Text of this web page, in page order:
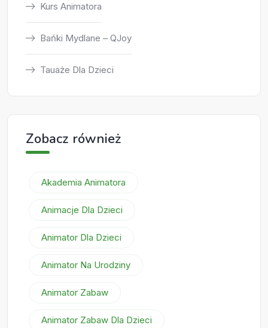
Kurs Animatora
Bańki Mydlane – QJoy
Tauaże Dla Dzieci
Zobacz również
Akademia Animatora
Animacje Dla Dzieci
Animator Dla Dzieci
Animator Na Urodziny
Animator Zabaw
Animator Zabaw Dla Dzieci